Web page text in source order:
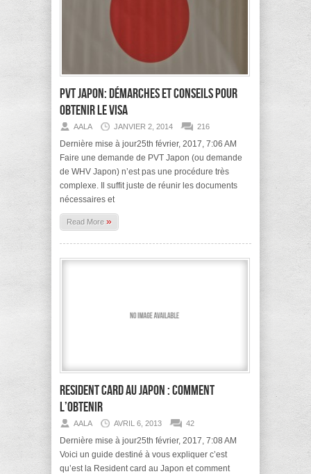
PVT Japon: démarches et conseils pour
obtenir le visa
AALA JANVIER 2, 2014 216
Dernière mise à jour25th février, 2017, 7:06 AM
Faire une demande de PVT Japon (ou demande
de WHV Japon) n’est pas une procédure très
complexe. Il suffit juste de réunir les documents
nécessaires et
Read More »
Resident card au Japon : comment
l’obtenir
AALA AVRIL 6, 2013 42
Dernière mise à jour25th février, 2017, 7:08 AM
Voici un guide destiné à vous expliquer c’est
qu’est la Resident card au Japon et comment